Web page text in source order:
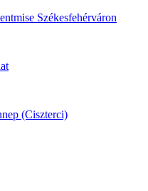
Székesfehérváron
(Ciszterci)